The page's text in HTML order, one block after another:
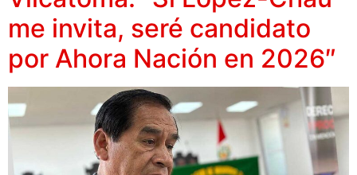
me invita, seré candidato
por Ahora Nación en 2026″